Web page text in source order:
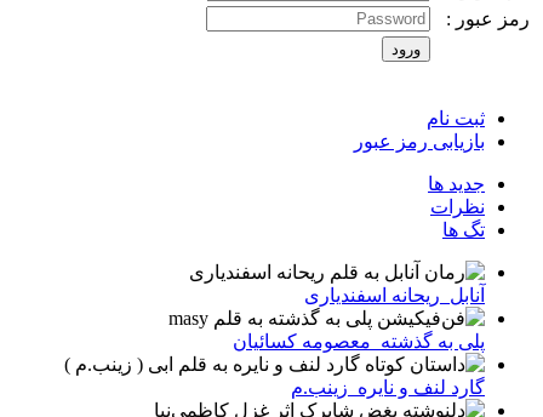
عبور :
ثبت نام
بازیابی رمز عبور
جدید ها
نظرات
تگ ها
آنابل_ریحانه اسفندیاری
پلی به گذشته_معصومه کسائیان
گارد لنف و نایره_زینب.م